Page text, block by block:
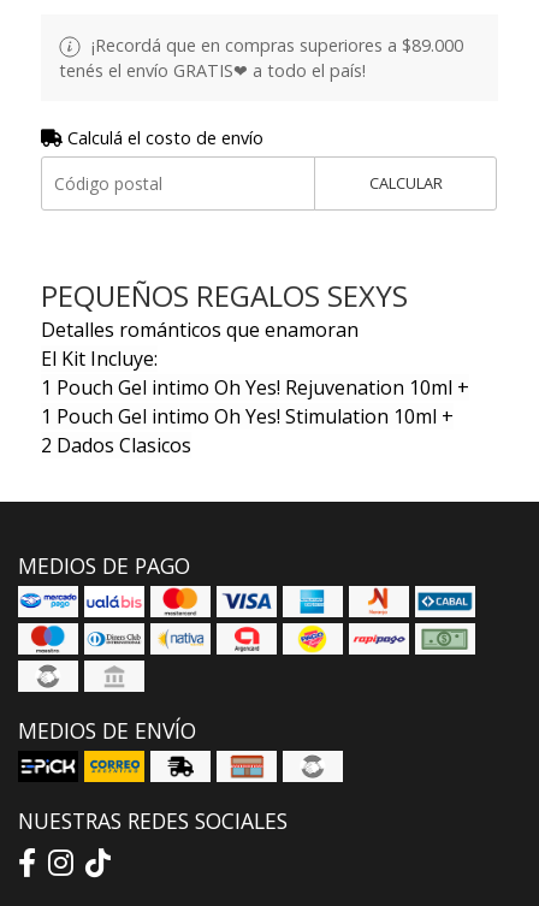
¡Recordá que en compras superiores a $89.000
tenés el envío GRATIS❤ a todo el país!
Calculá el costo de envío
CALCULAR
PEQUEÑOS REGALOS SEXYS
Detalles románticos que enamoran
El Kit Incluye:
1 Pouch Gel intimo Oh Yes! Rejuvenation 10ml +
1 Pouch Gel intimo Oh Yes! Stimulation 10ml +
2 Dados Clasicos
MEDIOS DE PAGO
MEDIOS DE ENVÍO
NUESTRAS REDES SOCIALES